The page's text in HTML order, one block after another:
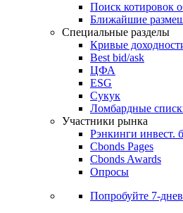
Поиск котировок
Ближайшие
Специальные разделы
Кривые
Best bid/ask
ЦФА
ESG
Сукук
Ломбардные
Участники рынка
Рэнкинги инвест.
Cbonds Pages
Cbonds Awards
Опросы
Попробуйте 7-